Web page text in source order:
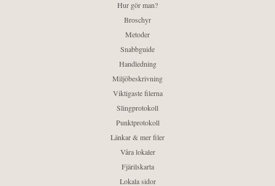
Hur gör man?
Broschyr
Metoder
Snabbguide
Handledning
Miljöbeskrivning
Viktigaste filerna
Slingprotokoll
Punktprotokoll
Länkar & mer filer
Våra lokaler
Fjärilskarta
Lokala sidor